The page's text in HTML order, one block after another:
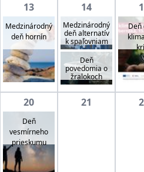
13
Medzinárodný
deň hornín
14
Medzinárodný
deň alternatív
k spaľovniam
Deň
povedomia o
žralokoch
Deň
20
Deň
vesmírneho
prieskumu
21